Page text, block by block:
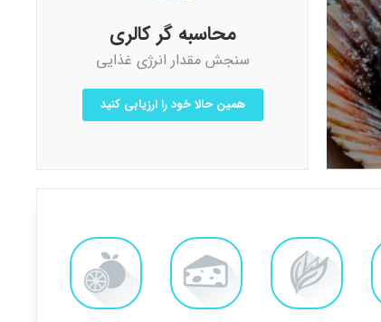
محاسبه گر کالری
سنجش مقدار انرژی غذایی
همین حالا خود را ارزیابی کنید